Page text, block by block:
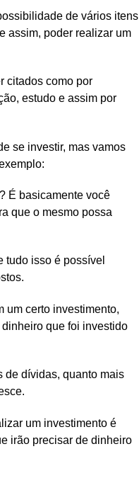
de vários itens
assim, poder realizar um
citados como por
estudo e assim por
se investir, mas vamos
É basicamente você
que o mesmo possa
tudo isso é possível
um certo investimento,
que foi investido
de dívidas, quanto mais
um investimento é
irão precisar de dinheiro